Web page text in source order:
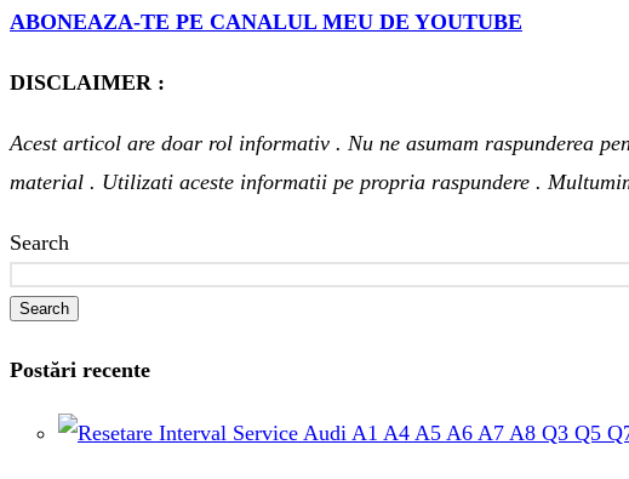
ABONEAZA-TE PE CANALUL MEU DE YOUTUBE
DISCLAIMER :
Acest articol are doar rol informativ . Nu ne asumam raspunderea
material . Utilizati aceste informatii pe propria raspundere .
Search
Search
Postări recente